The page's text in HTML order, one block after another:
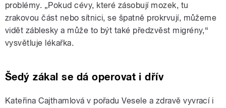
problémy. „Pokud cévy, které zásobují mozek, tu
zrakovou část nebo sítnici, se špatně prokrvují, můžeme
vidět záblesky a může to být také předzvěst migrény,“
vysvětluje lékařka.
Šedý zákal se dá operovat i dřív
Kateřina Cajthamlová v pořadu Vesele a zdravě vyvrací i